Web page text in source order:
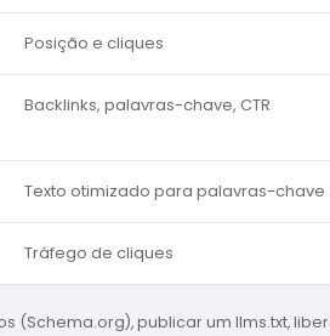
Posição e cliques
Backlinks, palavras-chave, CTR
Texto otimizado para palavras-chave
Tráfego de cliques
publicar um llms.txt,